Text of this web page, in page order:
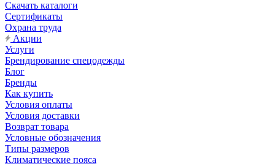
Cкачать каталоги
Сертификаты
Охрана труда
Акции
Услуги
Брендирование спецодежды
Блог
Бренды
Как купить
Условия оплаты
Условия доставки
Возврат товара
Условные обозначения
Типы размеров
Климатические пояса